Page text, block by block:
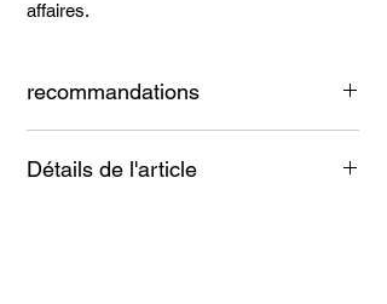
affaires.
recommandations
Détails de l'article